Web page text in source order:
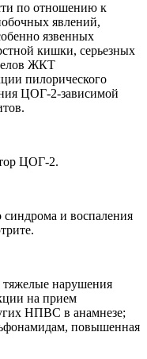
по отношению к
явлений,
язвенных
кишки, серьезных
ЖКТ
пилорического
ЦОГ-2-зависимой
ЦОГ-2.
синдрома и воспаления
нарушения
на прием
НПВС в анамнезе;
повышенная